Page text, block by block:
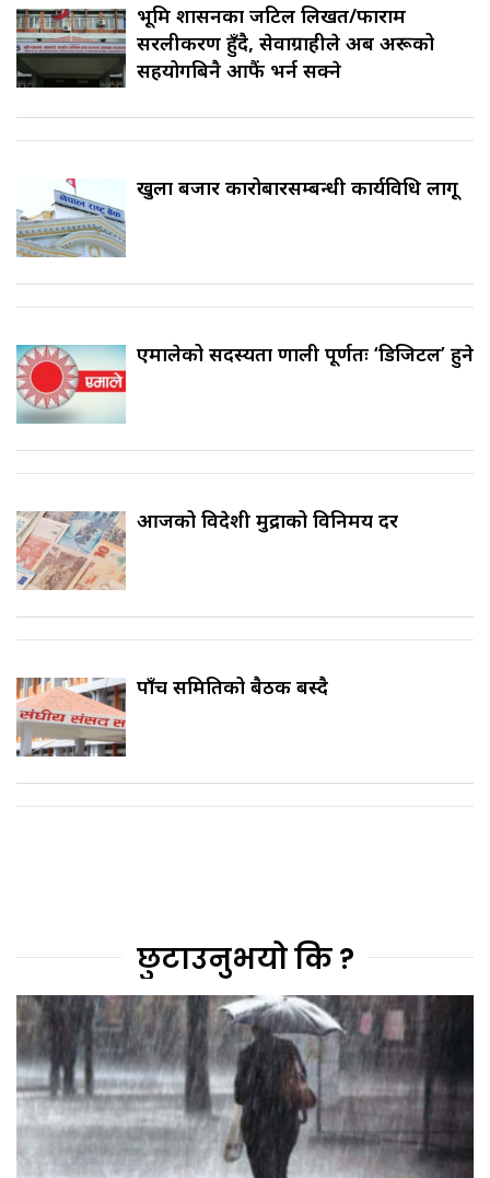
भूमि प्रशासनका जटिल लिखत/फाराम
सरलीकरण हुँदै, सेवाग्राहीले अब अरूको
सहयोगबिनै आफैं भर्न सक्ने
खुला बजार कारोबारसम्बन्धी कार्यविधि लागू
एमालेको सदस्यता प्रणाली पूर्णतः ‘डिजिटल’ हुने
आजको विदेशी मुद्राको विनिमय दर
पाँच समितिको बैठक बस्दै
छुटाउनुभयो कि ?